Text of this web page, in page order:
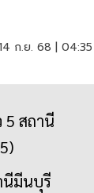
ก.ย. 68 |
5 สถานี
นีมีนบุรี